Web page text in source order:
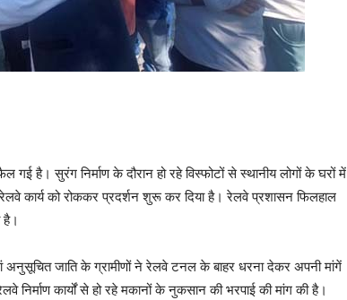
है। सुरंग निर्माण के दौरान हो रहे विस्फोटों से स्थानीय लोगों के घरों में
कार्य को रोककर प्रदर्शन शुरू कर दिया है। रेलवे प्रशासन फिलहाल
है।
अनुसूचित जाति के ग्रामीणों ने रेलवे टनल के बाहर धरना देकर अपनी मांगें
कार्यों से हो रहे मकानों के नुकसान की भरपाई की मांग की है।